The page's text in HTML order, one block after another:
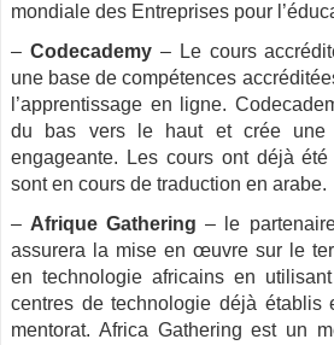
mondiale des Entreprises pour
– Codecademy– Le cours
une base de compétences
l’apprentissage en ligne.
du bas vers le haut et crée une
engageante. Les cours ont déjà
sont en cours de traduction en arabe.
– Afrique Gathering – le
assurera la mise en œuvre sur le
en technologie africains en
centres de technologie déjà établis
mentorat. Africa Gathering est un